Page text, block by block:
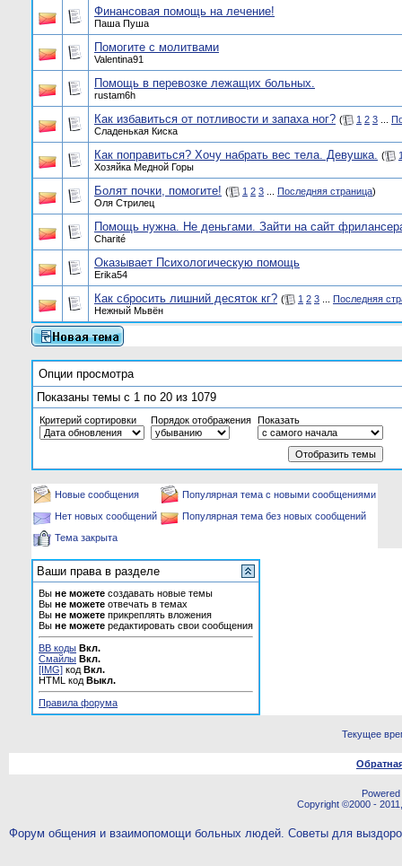
Финансовая помощь на лечение!
Паша Пуша
Помогите с молитвами
Valentina91
Помощь в перевозке лежащих больных.
rustam6h
Как избавиться от потливости и запаха ног? ( 1 2 3
Сладенькая Киска
Как поправиться? Хочу набрать вес тела. Девушка. (
Хозяйка Медной Горы
Болят почки, помогите! ( 1 2 3 Последняя страница)
Оля Стрилец
Помощь нужна. Не деньгами. Зайти на сайт
Charité
Оказывает Психологическую помощь
Erika54
Как сбросить лишний десяток кг? ( 1 2 3
Последняя
Нежный Мьвён
Опции просмотра
Показаны темы с 1 по 20 из 1079
Критерий сортировки Порядок отображения Показать
Новые сообщения
Популярная тема с новыми сообщениями
Нет новых сообщений
Популярная тема без новых сообщений
Тема закрыта
Ваши права в разделе
Вы не можете создавать новые темы
Вы не можете отвечать в темах
Вы не можете прикреплять вложения
Вы не можете редактировать свои сообщения
BB коды Вкл.
Смайлы Вкл.
[IMG] код Вкл.
HTML код Выкл.
Правила форума
Текущее
Copyright ©2000 -
Форум общения и взаимопомощи больных людей. Советы для